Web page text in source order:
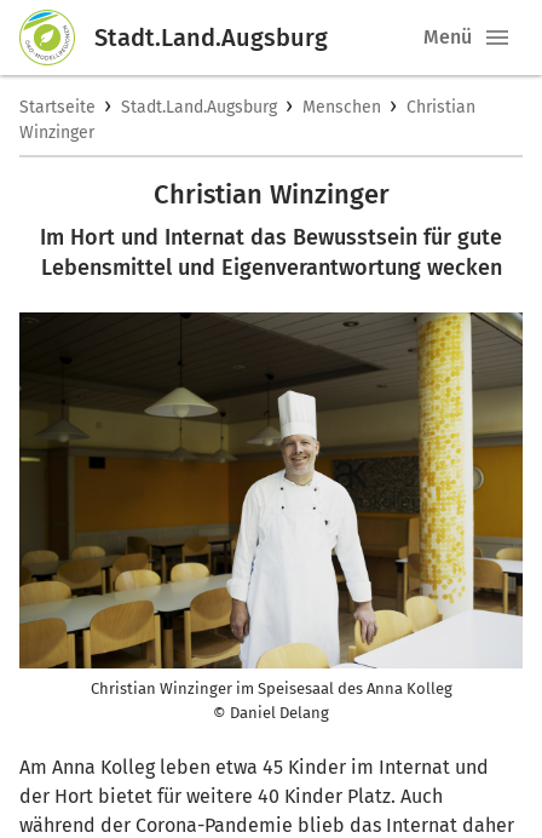
Stadt.Land.Augsburg Menü
Startseite › Stadt.Land.Augsburg › Menschen › Christian
Winzinger
Christian Winzinger
Im Hort und Internat das Bewusstsein für gute
Lebensmittel und Eigenverantwortung wecken
Christian Winzinger im Speisesaal des Anna Kolleg
© Daniel Delang
Am Anna Kolleg leben etwa 45 Kinder im Internat und
der Hort bietet für weitere 40 Kinder Platz. Auch
während der Corona-Pandemie blieb das Internat daher